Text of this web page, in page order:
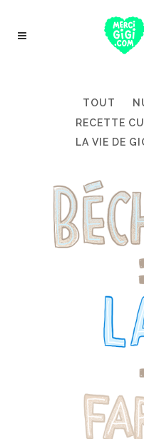
TOUT
RECETTE
LA VIE DE